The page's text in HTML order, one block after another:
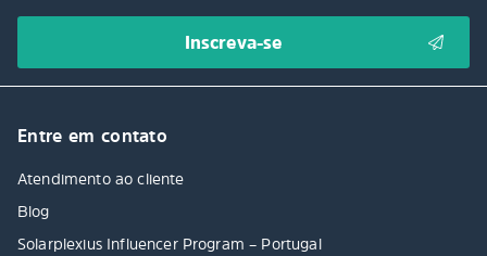
Entre em contato
Atendimento ao cliente
Blog
Solarplexius Influencer Program – Portugal